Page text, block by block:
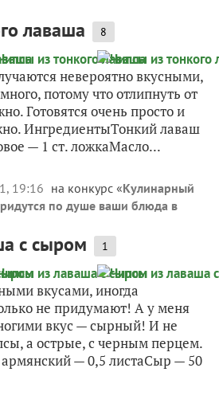
лаваша 8
невероятно вкусными,
потому что отлипнуть от
Готовятся очень просто и
ИнгредиентыТонкий лаваш
— 1 ст. ложкаМасло...
19:16 на конкурс «Кулинарный
по душе ваши блюда в
с сыром 1
вкусами, иногда
не придумают! А у меня
вкус — сырный! И не
а острые, с черным перцем.
— 0,5 листаСыр — 50